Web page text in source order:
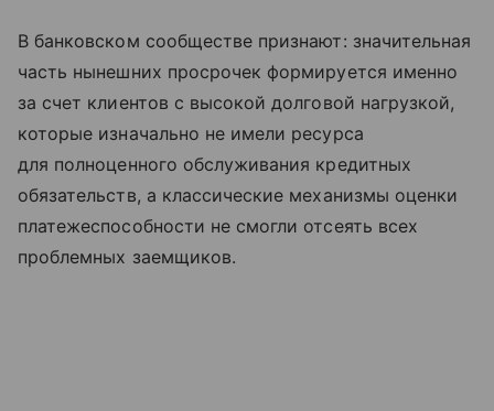
В банковском сообществе признают: значительная
часть нынешних просрочек формируется именно
за счет клиентов с высокой долговой нагрузкой,
которые изначально не имели ресурса
для полноценного обслуживания кредитных
обязательств, а классические механизмы оценки
платежеспособности не смогли отсеять всех
проблемных заемщиков.